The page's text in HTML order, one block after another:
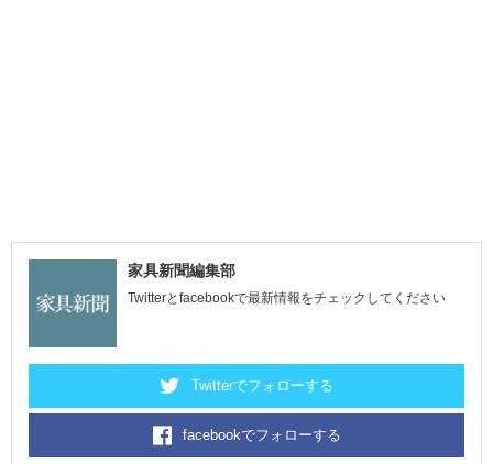
家具新聞編集部
Twitterとfacebookで最新情報をチェックしてください
Twitterでフォローする
facebookでフォローする